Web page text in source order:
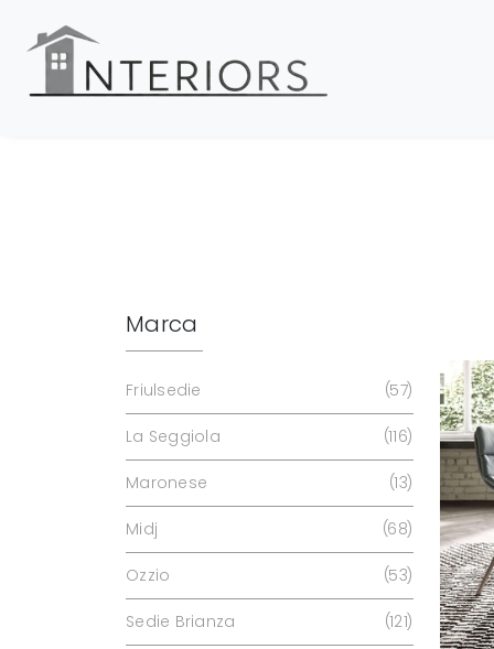
Marca
Friulsedie 57
La Seggiola 116
Maronese 13
Midj 68
Ozzio 53
Sedie Brianza 121